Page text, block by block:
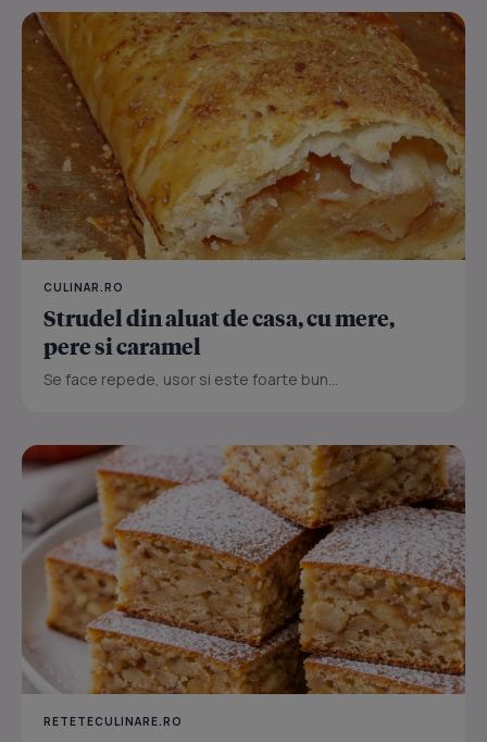
CULINAR.RO
Strudel din aluat de casa, cu mere,
pere si caramel
Se face repede, usor si este foarte bun...
RETETECULINARE.RO